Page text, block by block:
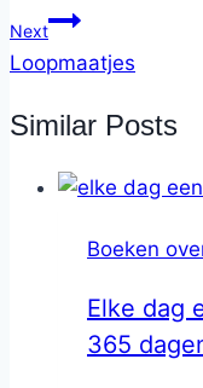
Next
Loopmaatjes
Similar Posts
Boeken
Elke dag
365